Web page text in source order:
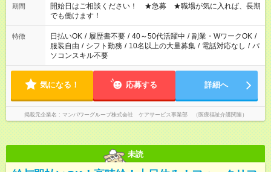
ん ※法令に基づき、週20時間以上勤務は社会保険への加入対象
となります ※労働者派遣法（日雇い派遣の原則禁止）により、
短時間・短期間の就業はご案内が難しい場合があります
期間
開始日はご相談ください！ ★急募 ★職場が気に入れば、長期
でも働けます！
特徴 日払いOK / 履歴書不要 / 40～50代活躍中 / 副業・WワークOK /
服装自由 / シフト勤務 / 10名以上の大量募集 / 電話対応なし / パ
ソコンスキル不要
気になる！ 応募する 詳細へ
掲載元企業名 マンパワーグループ株式会社 ケアサービス事業部 （医療福祉介護関連）
未読